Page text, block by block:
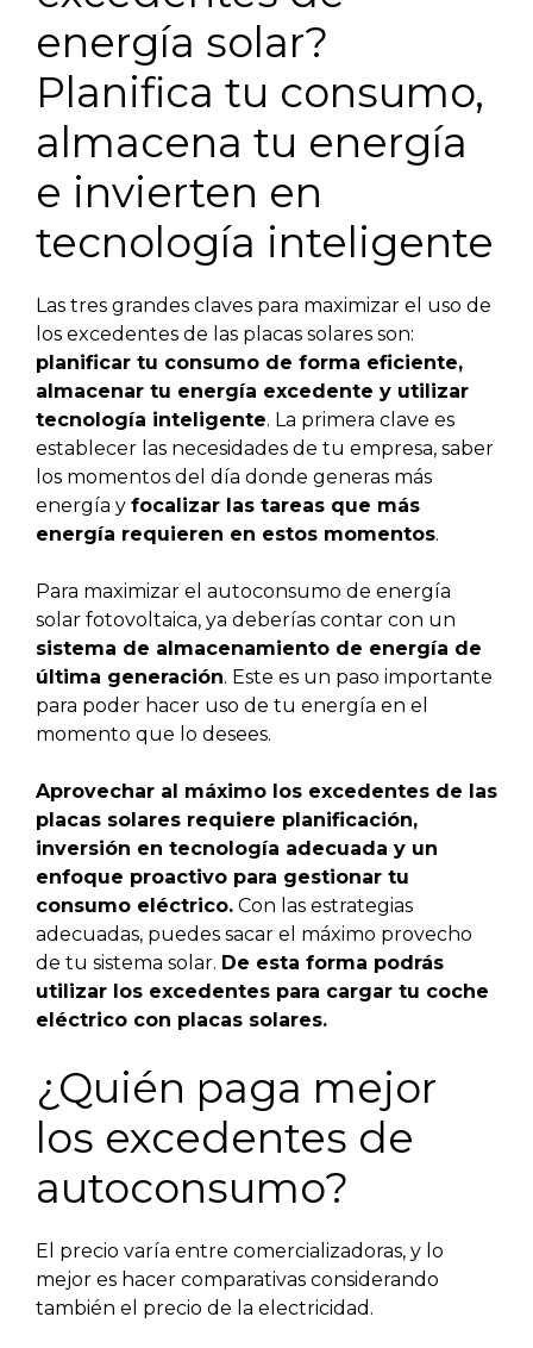
energía solar?
Planifica tu consumo,
almacena tu energía
e invierten en
tecnología inteligente
Las tres grandes claves para maximizar el uso de
los excedentes de las placas solares son:
planificar tu consumo de forma eficiente,
almacenar tu energía excedente y utilizar
tecnología inteligente. La primera clave es
establecer las necesidades de tu empresa, saber
los momentos del día donde generas más
energía y focalizar las tareas que más
energía requieren en estos momentos.
Para maximizar el autoconsumo de energía
solar fotovoltaica, ya deberías contar con un
sistema de almacenamiento de energía de
última generación. Este es un paso importante
para poder hacer uso de tu energía en el
momento que lo desees.
Aprovechar al máximo los excedentes de las
placas solares requiere planificación,
inversión en tecnología adecuada y un
enfoque proactivo para gestionar tu
consumo eléctrico. Con las estrategias
adecuadas, puedes sacar el máximo provecho
de tu sistema solar. De esta forma podrás
utilizar los excedentes para cargar tu coche
eléctrico con placas solares.
¿Quién paga mejor
los excedentes de
autoconsumo?
El precio varía entre comercializadoras, y lo
mejor es hacer comparativas considerando
también el precio de la electricidad.